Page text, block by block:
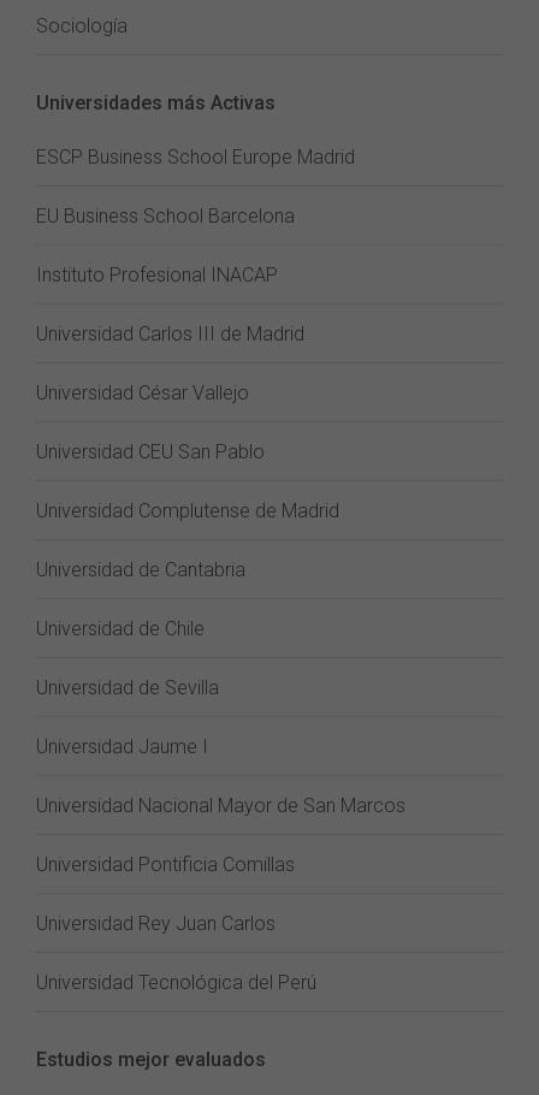
Sociología
Universidades más Activas
ESCP Business School Europe Madrid
EU Business School Barcelona
Instituto Profesional INACAP
Universidad Carlos III de Madrid
Universidad César Vallejo
Universidad CEU San Pablo
Universidad Complutense de Madrid
Universidad de Cantabria
Universidad de Chile
Universidad de Sevilla
Universidad Jaume I
Universidad Nacional Mayor de San Marcos
Universidad Pontificia Comillas
Universidad Rey Juan Carlos
Universidad Tecnológica del Perú
Estudios mejor evaluados